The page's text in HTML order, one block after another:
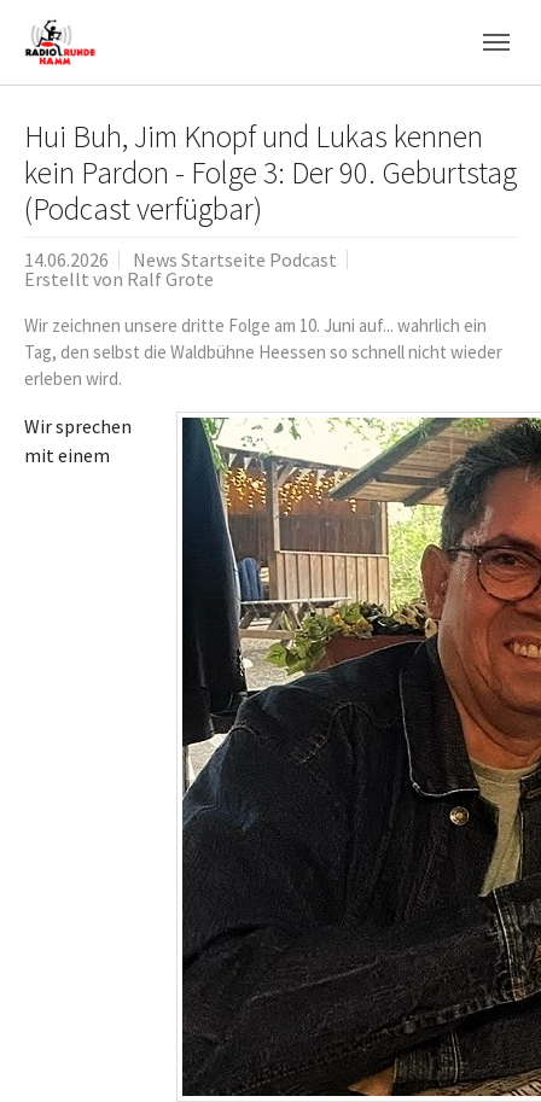
Skip to main navigation
Zum Hauptinhalt springen
Skip to page footer
Hui Buh, Jim Knopf und Lukas kennen
kein Pardon - Folge 3: Der 90. Geburtstag
(Podcast verfügbar)
14.06.2026
News Startseite Podcast
Erstellt von Ralf Grote
Wir zeichnen unsere dritte Folge am 10. Juni auf... wahrlich ein
Tag, den selbst die Waldbühne Heessen so schnell nicht wieder
erleben wird.
Wir sprechen
mit einem